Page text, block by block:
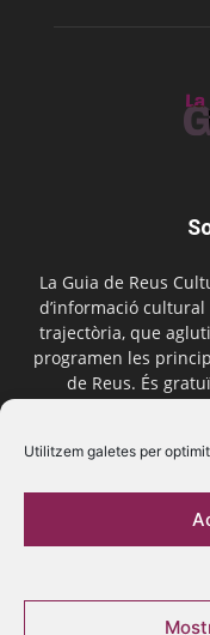
Utilitzem galetes per
La Guia de Reus
d’informació
trajectòria, que
programen les
de Reus. És